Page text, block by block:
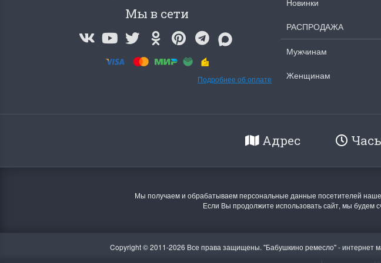
Мы в сети
Подробнее об оплате
Новинки
РАСПРОДАЖА
Мужчинам
Женщинам
Адрес
Мы получаем и обрабатываем персональные данные посетителей
Если Вы продолжите использовать сайт, мы будем
Copyright © 2011-2026 Все права защищены. "Бабушкино ремесло" - интернет